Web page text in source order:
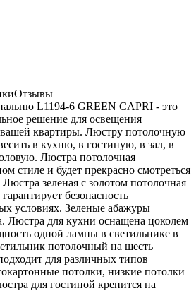
Отзывы
L1194-6 GREEN CAPRI - это
решение для освещения
квартиры. Люстру потолочную
в кухню, в гостиную, в зал, в
Люстра потолочная
стиле и будет прекрасно смотреться
зеленая с золотом потолочная
безопасность
условиях. Зеленые абажуры
Люстра для кухни оснащена цоколем
одной лампы в светильнике в
потолочный на шесть
для различных типов
потолки, низкие потолки
для гостиной крепится на